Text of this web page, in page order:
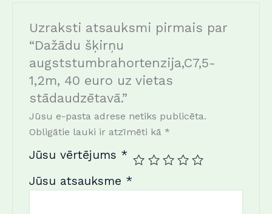
Uzraksti atsauksmi pirmais par
“Dažādu šķirņu
augststumbrahortenzija,C7,5-
1,2m, 40 euro uz vietas
stādaudzētavā.”
Jūsu e-pasta adrese netiks publicēta.
Obligātie lauki ir atzīmēti kā *
Jūsu vērtējums *
Jūsu atsauksme *